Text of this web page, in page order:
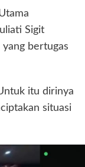
Sigit
bertugas
itu dirinya
situasi